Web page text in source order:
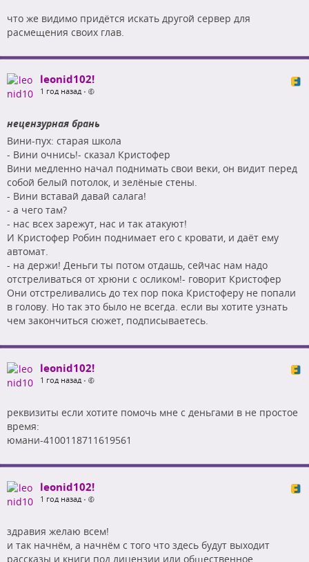
что же видимо придётся искать другой сервер для
расмещения своих глав.
leonid102!
1 год назад •
нецензурная брань
Вини-пух: старая школа
- Вини очнись!- сказал Кристофер
Вини медленно начал поднимать свои веки, он видит перед
собой белый потолок, и зелёные стены.
- Вини вставай давай салага!
- а чего там?
- нас всех зарежут, нас и так атакуют!
И Кристофер Робин поднимает его с кровати, и даёт ему
автомат.
- на держи! Деньги ты потом отдашь, сейчас нам надо
отстреливаться от хрюни с осликом!- говорит Кристофер
Они отстреливались до тех пор пока Кристоферу не попали
в голову. Но так это было не всегда. если вы хотите узнать
чем закончиться сюжет, подписываетесь.
leonid102!
1 год назад •
реквизиты если хотите помочь мне с деньгами в не простое
время:
юмани-4100118711619561
leonid102!
1 год назад •
здравия желаю всем!
и так начнём, а начнём с того что здесь будут выходит
рассказы и книги под лицензии или общественное